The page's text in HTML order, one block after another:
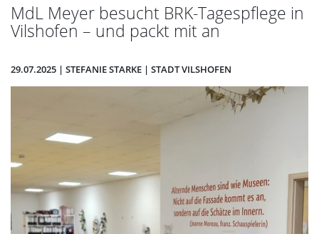
MdL Meyer besucht BRK-Tagespflege in
Vilshofen – und packt mit an
29.07.2025 | STEFANIE STARKE | STADT VILSHOFEN